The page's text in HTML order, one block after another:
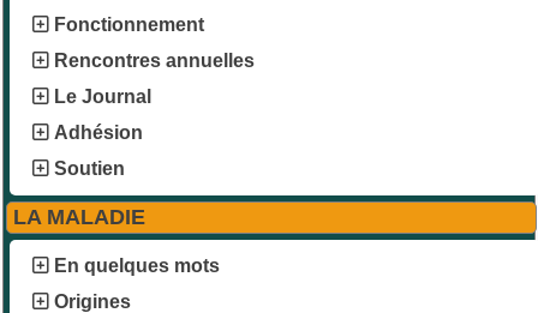
Fonctionnement
Rencontres annuelles
Le Journal
Adhésion
Soutien
LA MALADIE
En quelques mots
Origines